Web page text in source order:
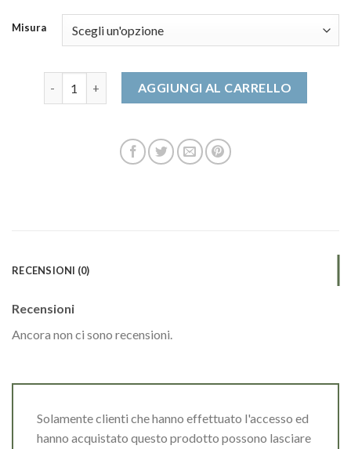
Misura
sandali alla schiava quantitàAGGIUNGI AL CARRELLO
RECENSIONI (0)
Recensioni
Ancora non ci sono recensioni.
Solamente clienti che hanno effettuato l'accesso ed
hanno acquistato questo prodotto possono lasciare